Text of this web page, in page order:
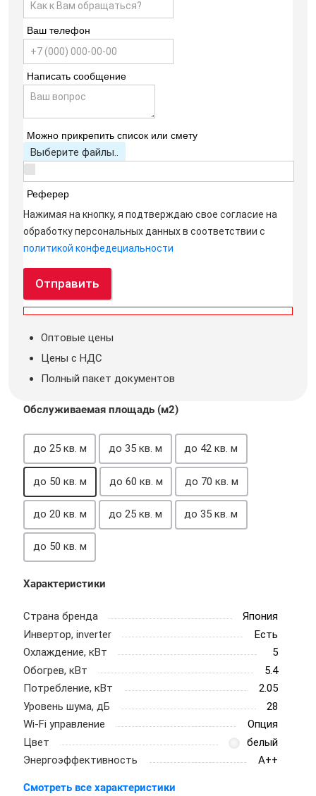
Ваш телефон
Написать сообщение
Можно прикрепить список или смету
Выберите файлы..
Реферер
Нажимая на кнопку, я подтверждаю свое согласие на
обработку персональных данных в соответствии с
политикой конфедециальности
Отправить
Оптовые цены
Цены с НДС
Полный пакет документов
Обслуживаемая площадь (м2)
до 25 кв. м до 35 кв. м до 42 кв. м
до 50 кв. м до 60 кв. м до 70 кв. м
до 20 кв. м до 25 кв. м до 35 кв. м
до 50 кв. м
Характеристики
Страна бренда
Япония
Инвертор, inverter
Есть
Охлаждение, кВт
5
Обогрев, кВт
5.4
Потребление, кВт
2.05
Уровень шума, дБ
28
Wi-Fi управление
Опция
Цвет
белый
Энергоэффективность
A++
Смотреть все характеристики